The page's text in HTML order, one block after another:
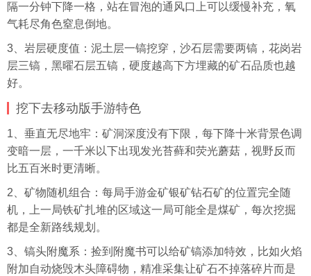
隔一分钟下降一格，站在冒泡的通风口上可以缓慢补充，氧
气耗尽角色窒息倒地。
3、岩层硬度值：泥土层一镐挖穿，沙石层需要两镐，花岗岩
层三镐，黑曜石层五镐，硬度越高下方埋藏的矿石品质也越
好。
挖下去移动版手游特色
1、垂直无尽地牢：矿洞深度没有下限，每下降十米背景色调
变暗一层，一千米以下出现发光苔藓和荧光蘑菇，视野反而
比五百米时更清晰。
2、矿物随机组合：每局手游金矿银矿钻石矿的位置完全随
机，上一局铁矿扎堆的区域这一局可能全是煤矿，每次挖掘
都是全新路线规划。
3、镐头附魔系：捡到附魔书可以给矿镐添加特效，比如火焰
附加自动烧毁木头障碍物，精准采集让矿石不掉落碎片而是